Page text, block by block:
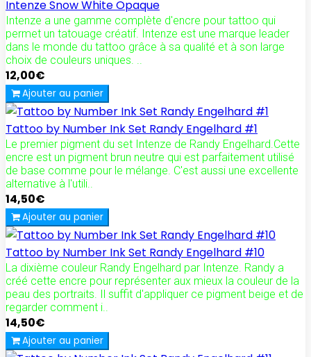
Intenze Snow White Opaque
Intenze a une gamme complète d'encre pour tattoo qui
permet un tatouage créatif. Intenze est une marque leader
dans le monde du tattoo grâce à sa qualité et à son large
choix de couleurs uniques. ..
12,00€
Ajouter au panier
Tattoo by Number Ink Set Randy Engelhard #1
Le premier pigment du set Intenze de Randy Engelhard.Cette
encre est un pigment brun neutre qui est parfaitement utilisé
de base comme pour le mélange. C'est aussi une excellente
alternative à l'utili..
14,50€
Ajouter au panier
Tattoo by Number Ink Set Randy Engelhard #10
La dixième couleur Randy Engelhard par Intenze. Randy a
créé cette encre pour représenter aux mieux la couleur de la
peau des portraits. Il suffit d'appliquer ce pigment beige et de
regarder comment i..
14,50€
Ajouter au panier